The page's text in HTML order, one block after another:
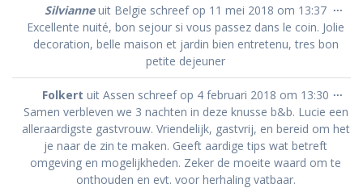
Silvianne uit Belgie schreef op 11 mei 2018 om 13:37
Excellente nuité, bon sejour si vous passez dans le coin. Jolie
decoration, belle maison et jardin bien entretenu, tres bon
petite dejeuner
...
Folkert uit Assen schreef op 4 februari 2018 om 13:30
Samen verbleven we 3 nachten in deze knusse b&b. Lucie een
alleraardigste gastvrouw. Vriendelijk, gastvrij, en bereid om het
je naar de zin te maken. Geeft aardige tips wat betreft
omgeving en mogelijkheden. Zeker de moeite waard om te
onthouden en evt. voor herhaling vatbaar.
...